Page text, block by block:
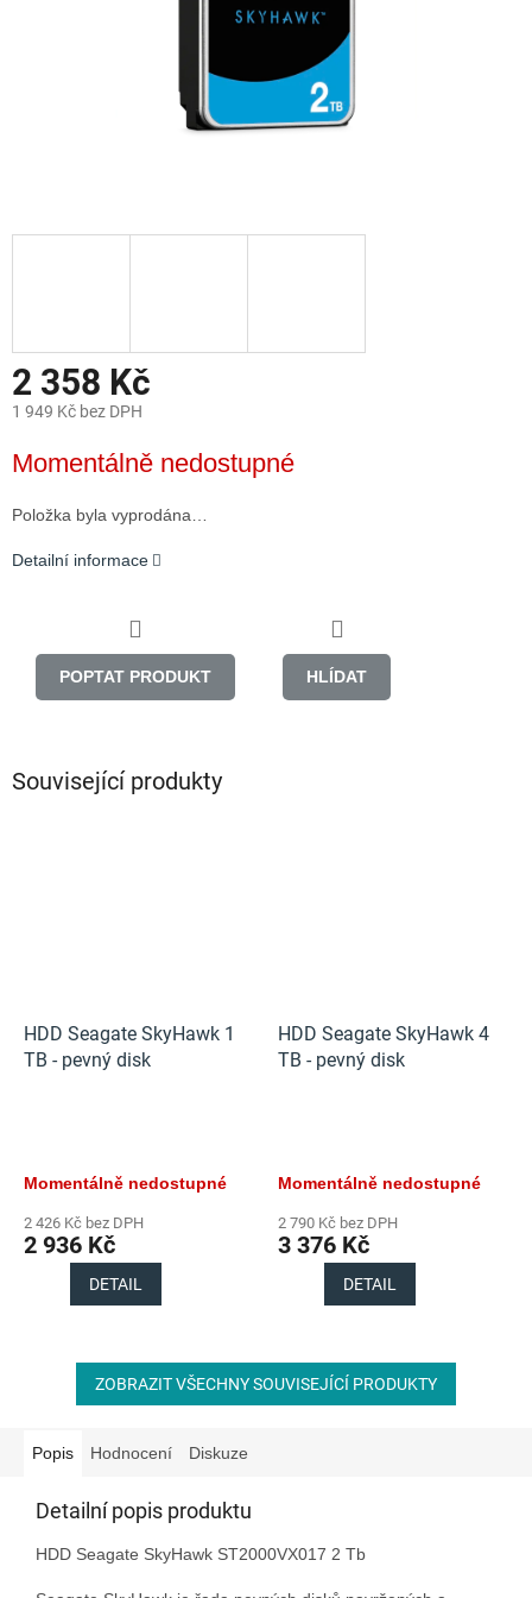
2 358 Kč
1 949 Kč bez DPH
cena:
Momentálně nedostupné
Položka byla vyprodána…
Detailní informace
POPTAT PRODUKT HLÍDAT
Související produkty
HDD Seagate SkyHawk 1
TB - pevný disk
Momentálně nedostupné
2 426 Kč bez DPH
2 936 Kč
DETAIL
HDD Seagate SkyHawk 4
TB - pevný disk
Momentálně nedostupné
2 790 Kč bez DPH
3 376 Kč
DETAIL
ZOBRAZIT VŠECHNY SOUVISEJÍCÍ PRODUKTY
Popis Hodnocení Diskuze
Detailní popis produktu
HDD Seagate SkyHawk ST2000VX017 2 Tb